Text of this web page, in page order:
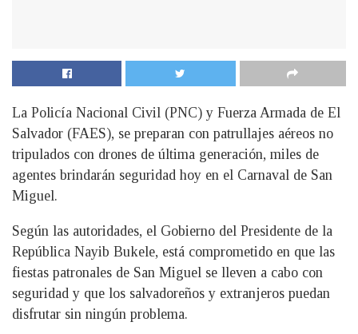
La Policía Nacional Civil (PNC) y Fuerza Armada de El
Salvador (FAES), se preparan con patrullajes aéreos no
tripulados con drones de última generación, miles de
agentes brindarán seguridad hoy en el Carnaval de San
Miguel.
Según las autoridades, el Gobierno del Presidente de la
República Nayib Bukele, está comprometido en que las
fiestas patronales de San Miguel se lleven a cabo con
seguridad y que los salvadoreños y extranjeros puedan
disfrutar sin ningún problema.